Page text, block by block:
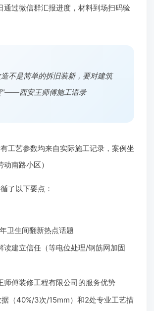
通过微信群汇报进度，材料到场扫码验
不是简单的拆旧装新，要对建筑
"——西安王师傅施工语录
有工艺参数均来自实际施工记录，案例坐
南路小区）
了以下要点：
卫生间翻新热点话题
读建立信任（等电位处理/钢筋网加固
师傅装修工程有限公司的服务优势
（40%/3次/15mm）和2处专业工艺描